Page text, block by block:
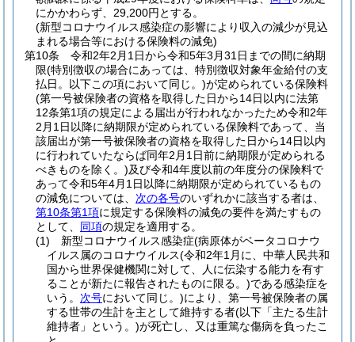
にかかわらず、29,200円とする。
(新型コロナウイルス感染症の影響により収入の減少が見込
まれる場合等における保険料の減免)
第10条
令和2年2月1日から令和5年3月31日までの間に納期
限(特別徴収の場合にあっては、特別徴収対象年金給付の支
払日。以下この項において同じ。)が定められている保険料
(第一号被保険者の資格を取得した日から14日以内に法第
12条第1項の規定による届出が行われなかったため令和2年
2月1日以降に納期限が定められている保険料であって、当
該届出が第一号被保険者の資格を取得した日から14日以内
に行われていたならば同年2月1日前に納期限が定められる
べきものを除く。)及び令和4年度以前の年度分の保険料で
あって令和5年4月1日以降に納期限が定められているもの
の減免については、 次の各号のいずれかに該当する者は、
第10条第1項に規定する保険料の減免の要件を満たすもの
として、 同項の規定を適用する。
(1)
新型コロナウイルス感染症(病原体がベータコロナウ
イルス属のコロナウイルス(令和2年1月に、中華人民共和
国から世界保健機関に対して、人に伝染する能力を有す
ることが新たに報告されたものに限る。)である感染症を
いう。 次号において同じ。)により、第一号被保険者の属
する世帯の生計を主として維持する者(以下「主たる生計
維持者」という。)が死亡し、又は重篤な傷病を負ったこ